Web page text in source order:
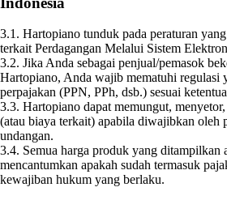
3.1. Hartopiano tunduk pada peraturan
terkait Perdagangan Melalui Sistem
3.2. Jika Anda sebagai penjual/pemasok
Hartopiano, Anda wajib mematuhi regulasi
perpajakan (PPN, PPh, dsb.) sesuai
3.3. Hartopiano dapat memungut,
(atau biaya terkait) apabila diwajibkan oleh
undangan.
3.4. Semua harga produk yang ditampilkan
mencantumkan apakah sudah termasuk
kewajiban hukum yang berlaku.